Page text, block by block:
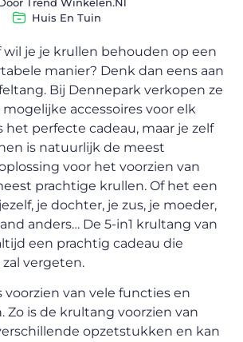
Huis En Tuin
wil je je krullen behouden op een
manier? Denk dan eens aan
Bij Dennepark verkopen ze
accessoires voor elk
het perfecte cadeau, maar je zelf
is natuurlijk de meest
voor het voorzien van
prachtige krullen. Of het een
je dochter, je zus, je moeder,
anders… De 5-in1 krultang van
een prachtig cadeau die
vergeten.
voorzien van vele functies en
Zo is de krultang voorzien van
opzetstukken en kan